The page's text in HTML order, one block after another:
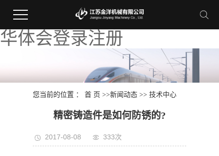
华体会登录注册
您当前的位置 ：首 页 >>新闻动态 >>技术中心
精密铸造件是如何防锈的?
2017-08-08 333次